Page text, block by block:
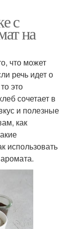
с
на
что может
речь идет о
это
сочетает в
и полезные
как
использовать